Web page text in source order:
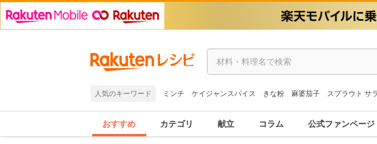
人気のキーワード ミンチ ケイジャンスパイス きな粉 麻婆茄子 スプラウト サ
おすすめ カテゴリ 献立 コラム 公式ファンページ